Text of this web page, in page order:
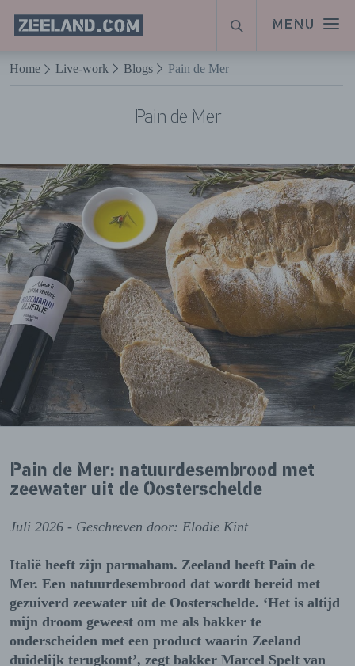
Naar hoofdinhoud
MENU
Homepage
Zeeland.com
ZOEKEN
Home Live-work Blogs Pain de Mer
Pain de Mer
Pain de Mer: natuurdesembrood met
zeewater uit de Oosterschelde
Juli 2026 - Geschreven door: Elodie Kint
Italië heeft zijn parmaham. Zeeland heeft Pain de
Mer. Een natuurdesembrood dat wordt bereid met
gezuiverd zeewater uit de Oosterschelde. ‘Het is altijd
mijn droom geweest om me als bakker te
onderscheiden met een product waarin Zeeland
duidelijk terugkomt’, zegt bakker Marcel Spelt van